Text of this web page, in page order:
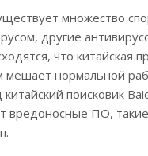
множество
другие
что китайская
нормальной
поисковик
вредоносные ПО,